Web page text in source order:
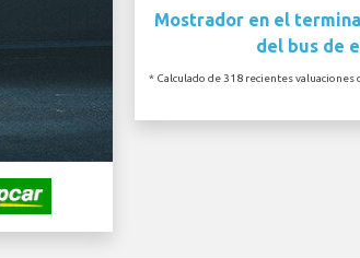
Mostrador en el
del bus de
* Calculado de 318 recientes